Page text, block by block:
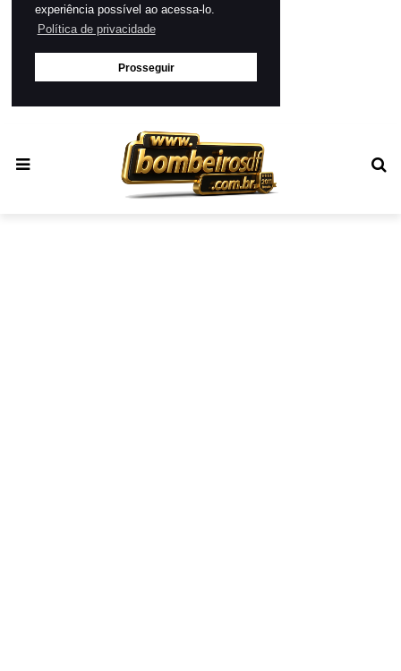
experiência possível ao acessa-lo.
Política de privacidade
Prosseguir